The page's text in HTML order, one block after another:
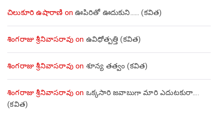
చిలుకూరి ఉషారాణి onఊపిరితో ఊదుకుని…… (కవిత)
శింగరాజు శ్రీనివాసరావుon ఉవిధోత్పత్తి (కవిత)
శింగరాజు శ్రీనివాసరావుon శూన్య తత్వం (కవిత)
శింగరాజు శ్రీనివాసరావుon ఒక్కసారి జవాబుగా మారి ఎదుటకురా….
(కవిత)